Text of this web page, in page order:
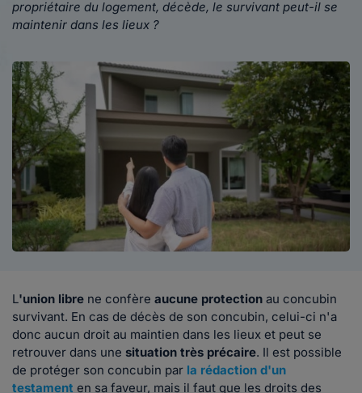
propriétaire du logement, décède, le survivant peut-il se
maintenir dans les lieux ?
L'union libre ne confère aucune protection au concubin
survivant. En cas de décès de son concubin, celui-ci n'a
donc aucun droit au maintien dans les lieux et peut se
retrouver dans une situation très précaire. Il est possible
de protéger son concubin par la rédaction d'un
testament en sa faveur, mais il faut que les droits des